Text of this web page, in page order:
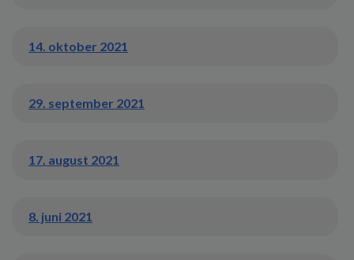
14. oktober 2021
29. september 2021
17. august 2021
8. juni 2021